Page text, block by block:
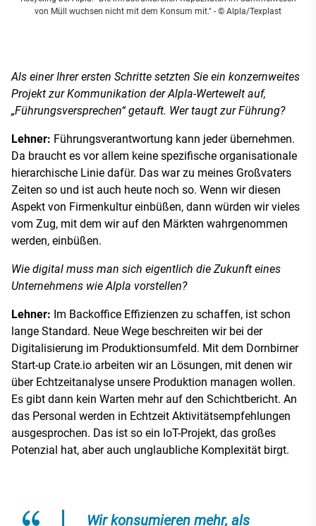
von Müll wuchsen nicht mit dem Konsum mit." - © Alpla/Texplast
Als einer Ihrer ersten Schritte setzten Sie ein konzernweites
Projekt zur Kommunikation der Alpla-Wertewelt auf,
„Führungsversprechen“ getauft. Wer taugt zur Führung?
Lehner: Führungsverantwortung kann jeder übernehmen.
Da braucht es vor allem keine spezifische organisationale
hierarchische Linie dafür. Das war zu meines Großvaters
Zeiten so und ist auch heute noch so. Wenn wir diesen
Aspekt von Firmenkultur einbüßen, dann würden wir vieles
vom Zug, mit dem wir auf den Märkten wahrgenommen
werden, einbüßen.
Wie digital muss man sich eigentlich die Zukunft eines
Unternehmens wie Alpla vorstellen?
Lehner: Im Backoffice Effizienzen zu schaffen, ist schon
lange Standard. Neue Wege beschreiten wir bei der
Digitalisierung im Produktionsumfeld. Mit dem Dornbirner
Start-up Crate.io arbeiten wir an Lösungen, mit denen wir
über Echtzeitanalyse unsere Produktion managen wollen.
Es gibt dann kein Warten mehr auf den Schichtbericht. An
das Personal werden in Echtzeit Aktivitätsempfehlungen
ausgesprochen. Das ist so ein IoT-Projekt, das großes
Potenzial hat, aber auch unglaubliche Komplexität birgt.
Wir konsumieren mehr, als